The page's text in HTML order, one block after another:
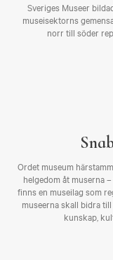
Sveriges Museer
museisektorns
norr till söder
Ordet museum
helgedom åt muserna
finns en museilag som
museerna skall bidra
kunskap,